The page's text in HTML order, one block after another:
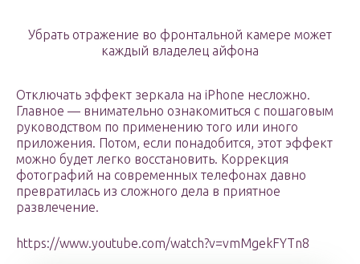
Убрать отражение во фронтальной камере может
каждый владелец айфона
Отключать эффект зеркала на iPhone несложно.
Главное — внимательно ознакомиться с пошаговым
руководством по применению того или иного
приложения. Потом, если понадобится, этот эффект
можно будет легко восстановить. Коррекция
фотографий на современных телефонах давно
превратилась из сложного дела в приятное
развлечение.
https://www.youtube.com/watch?v=vmMgekFYTn8